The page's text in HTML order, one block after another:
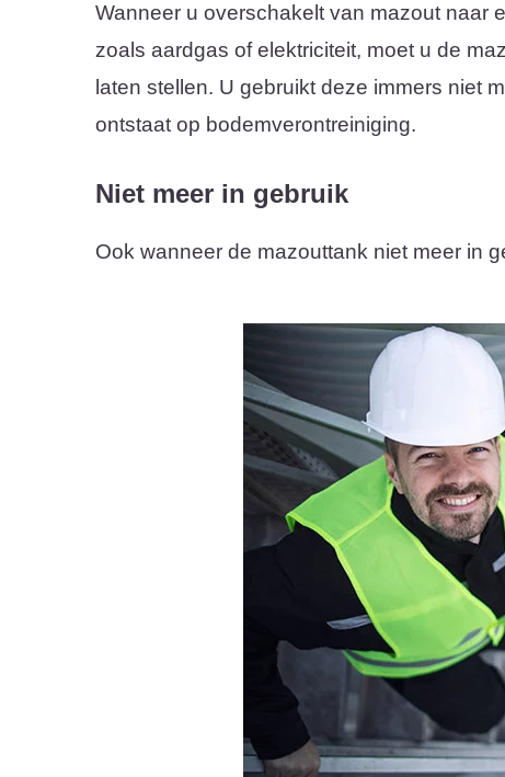
Wanneer u overschakelt van mazout naar
zoals aardgas of elektriciteit, moet u de
laten stellen. U gebruikt deze immers niet
ontstaat op bodemverontreiniging.
Niet meer in gebruik
Ook wanneer de mazouttank niet meer in